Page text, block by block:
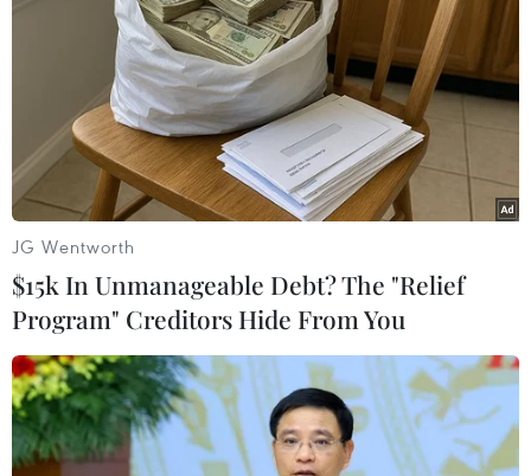
#Cục Quản lý thị trường tỉnh Tây Ninh
#xử phạt vi phạm hành chính
#tiêu hủy số lô hàng hóa vi phạm
#hàng hóa nhập lậu không có hóa đơn
#Tây Ninh
JG Wentworth
$15k In Unmanageable Debt? The "Relief
Program" Creditors Hide From You